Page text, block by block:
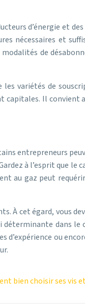
d’énergie et
nécessaires et
de
variétés de
Il convient
entrepreneurs
à l’esprit que le
au gaz peut
À cet égard, vous
déterminante dans le
d’expérience ou
bien choisir ses vis